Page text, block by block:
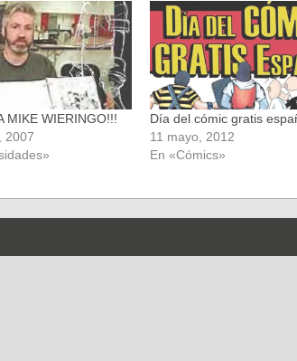
MIKE WIERINGO!!!
2007
Día del cómic gratis
11 mayo, 2012
En «Cómics»